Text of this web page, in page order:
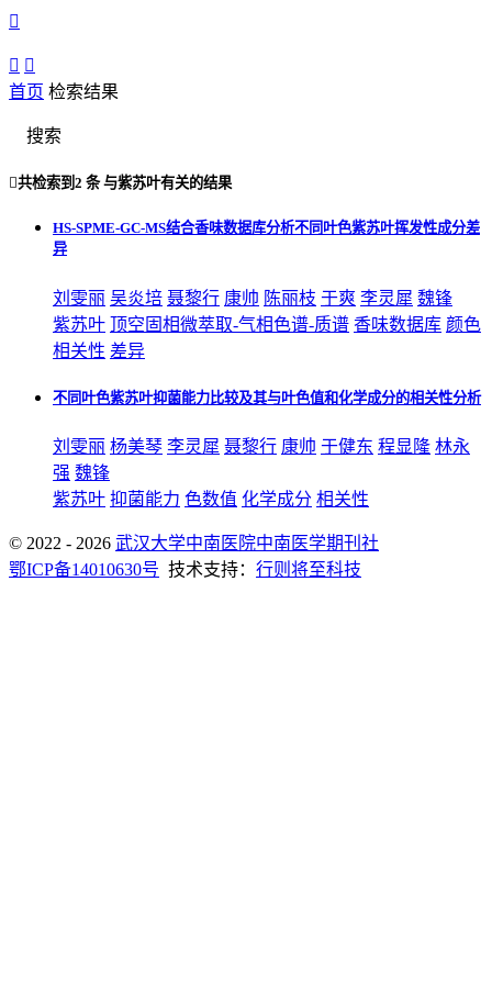

 
首页 检索结果
搜索
共检索到 2 条与紫苏叶有关的结果
HS-SPME-GC-MS结合香味数据库分析不同叶色紫苏叶挥发性成分差
异
刘雯丽 吴炎培 聂黎行 康帅 陈丽枝 于爽 李灵犀 魏锋
紫苏叶 顶空固相微萃取-气相色谱-质谱 香味数据库 颜色
相关性 差异
不同叶色紫苏叶抑菌能力比较及其与叶色值和化学成分的相关性分析
刘雯丽 杨美琴 李灵犀 聂黎行 康帅 于健东 程显隆 林永
强 魏锋
紫苏叶 抑菌能力 色数值 化学成分 相关性
© 2022 - 2026 武汉大学中南医院中南医学期刊社
鄂ICP备14010630号 技术支持： 行则将至科技